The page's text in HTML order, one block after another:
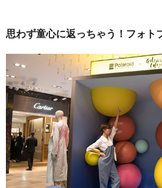
思わず童心に返っちゃう！フォト